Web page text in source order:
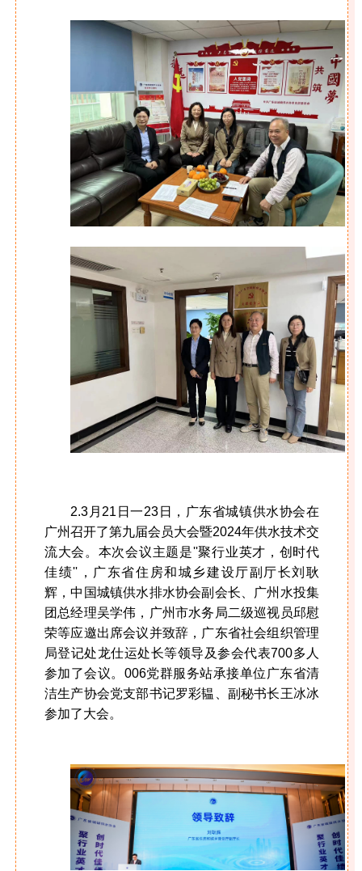
2.3月21日一23日，广东省城镇供水协会在
广州召开了第九届会员大会暨2024年供水技术交
流大会。本次会议主题是''聚行业英才，创时代
佳绩''，广东省住房和城乡建设厅副厅长刘耿
辉，中国城镇供水排水协会副会长、广州水投集
团总经理吴学伟，广州市水务局二级巡视员邱慰
荣等应邀出席会议并致辞，广东省社会组织管理
局登记处龙仕运处长等领导及参会代表700多人
参加了会议。006党群服务站承接单位广东省清
洁生产协会党支部书记罗彩韫、副秘书长王冰冰
参加了大会。